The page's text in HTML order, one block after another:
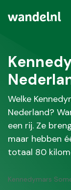
Welke
Nederland?
een rij. Ze
maar hebben
totaal 80
Kennedymars